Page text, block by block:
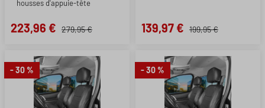
housses d'appuie-tête
223,96 € 279,95 € 139,97 € 199,95 €
- 30 % - 30 %